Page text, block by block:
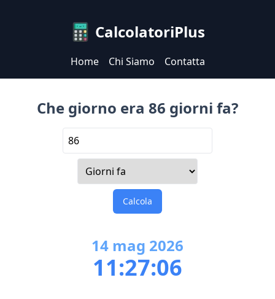
CalcolatoriPlus
Home Chi Siamo Contatta
Che giorno era 86 giorni fa?
Calcola
14 mag 2026
11:27:06